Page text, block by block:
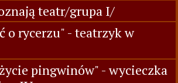
teatr/grupa I/
o rycerzu" - teatrzyk w
pingwinów" - wycieczka